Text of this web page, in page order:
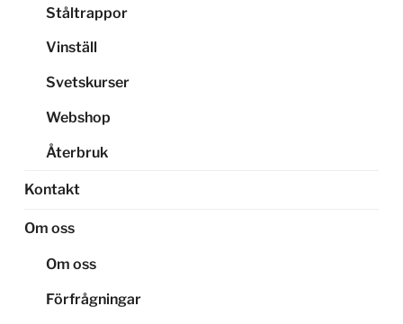
Ståltrappor
Vinställ
Svetskurser
Webshop
Återbruk
Kontakt
Om oss
Om oss
Förfrågningar